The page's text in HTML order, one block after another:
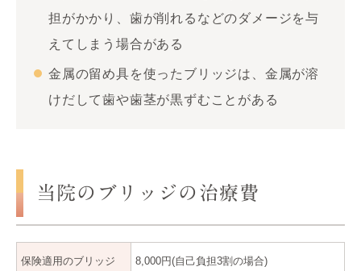
担がかかり、歯が削れるなどのダメージを与
えてしまう場合がある
金属の留め具を使ったブリッジは、金属が溶
けだして歯や歯茎が黒ずむことがある
当院のブリッジの治療費
保険適用のブリッジ 8,000円(自己負担3割の場合)